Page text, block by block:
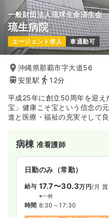
日勤のみ（パート）
給与 お問い合わせください
時間 8:30～17:30
日祝休み
ブランク可
透析
日勤のみ（常勤）
給与 お問い合わせください
8:00～17:00（休憩60分
日曜休み
月給23万円以上
一般財団法人琉球生命済生会
琉生病院
エージェント求人 車通勤可
沖縄県那覇市字大道56
安里駅
12分
平成25年に創立50周年を迎え
宝」健康こそ宝という信念の
進と医療・福祉の充実そして
病棟准看護師
日勤のみ（常勤）
給与 17.7〜30.3万円/月
※一例
時間 8:30～17:30